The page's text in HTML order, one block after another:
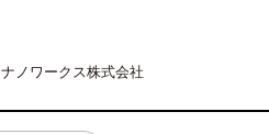
ナノワークス株式会社